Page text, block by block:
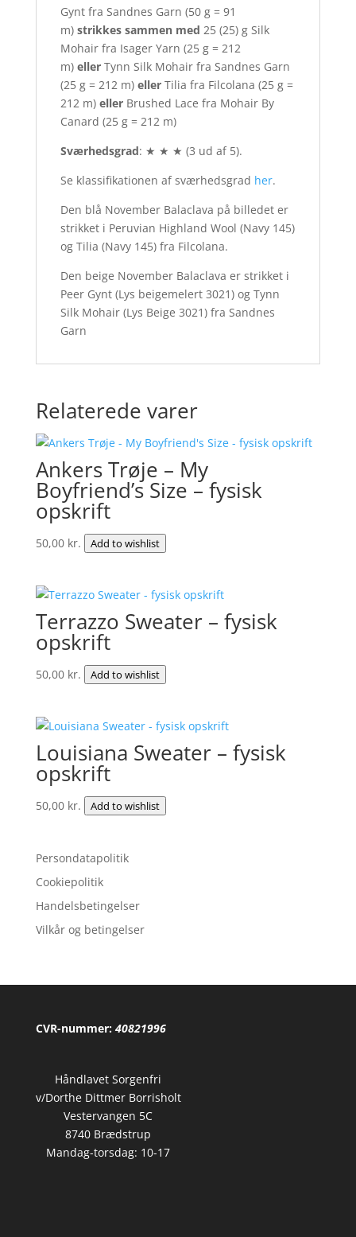
Gynt fra Sandnes Garn (50 g = 91
m)strikkes sammen med 25 (25) g Silk
Mohair fra Isager Yarn (25 g = 212
m) ellerTynn Silk Mohair fra Sandnes Garn
(25 g = 212 m) eller Tilia fra Filcolana (25 g =
212 m) eller Brushed Lace fra Mohair By
Canard (25 g = 212 m)
Sværhedsgrad: ★ ★ ★ (3 ud af 5).
Se klassifikationen af sværhedsgrad her.
Den blå November Balaclava på billedet er
strikket i Peruvian Highland Wool (Navy 145)
og Tilia (Navy 145) fra Filcolana.
Den beige November Balaclava er strikket i
Peer Gynt (Lys beigemelert 3021) og Tynn
Silk Mohair (Lys Beige 3021) fra Sandnes
Garn
Relaterede varer
Ankers Trøje – My
Boyfriend’s Size – fysisk
opskrift
50,00 kr. Add to wishlist
Terrazzo Sweater – fysisk
opskrift
50,00 kr. Add to wishlist
Louisiana Sweater – fysisk
opskrift
50,00 kr. Add to wishlist
Persondatapolitik
Cookiepolitik
Handelsbetingelser
Vilkår og betingelser
CVR-nummer: 40821996
Håndlavet Sorgenfri
v/Dorthe Dittmer Borrisholt
Vestervangen 5C
8740 Brædstrup
Mandag-torsdag: 10-17